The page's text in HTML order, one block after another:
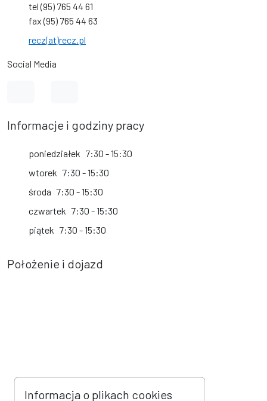
tel (95) 765 44 61
fax (95) 765 44 63
recz(at)recz.pl
Social Media
Informacje i godziny pracy
poniedziałek 7:30 - 15:30
wtorek 7:30 - 15:30
środa 7:30 - 15:30
czwartek 7:30 - 15:30
piątek 7:30 - 15:30
Położenie i dojazd
Informacja o plikach cookies